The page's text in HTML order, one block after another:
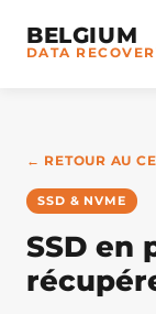
BELGIUM
DATA
← RETOUR AU
SSD & NVME
SSD en